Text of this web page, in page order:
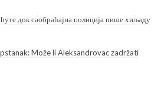
док саобраћајна полиција пише хиљаду
Može li Aleksandrovac zadržati